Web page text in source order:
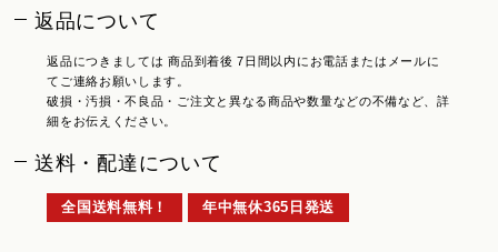
返品について
返品につきましては 商品到着後 7日間以内にお電話またはメールに
てご連絡お願いします。
破損・汚損・不良品・ご注文と異なる商品や数量などの不備など、詳
細をお伝えください。
送料・配達について
全国送料無料！ 年中無休365日発送